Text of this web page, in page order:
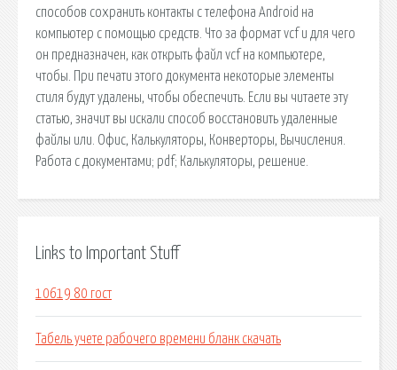
способов сохранить контакты с телефона Android на
компьютер с помощью средств. Что за формат vcf и для чего
он предназначен, как открыть файл vcf на компьютере,
чтобы. При печати этого документа некоторые элементы
стиля будут удалены, чтобы обеспечить. Если вы читаете эту
статью, значит вы искали способ восстановить удаленные
файлы или. Офис, Калькуляторы, Конверторы, Вычисления.
Работа с документами; pdf; Калькуляторы, решение.
Links to Important Stuff
10619 80 гост
Табель учете рабочего времени бланк скачать